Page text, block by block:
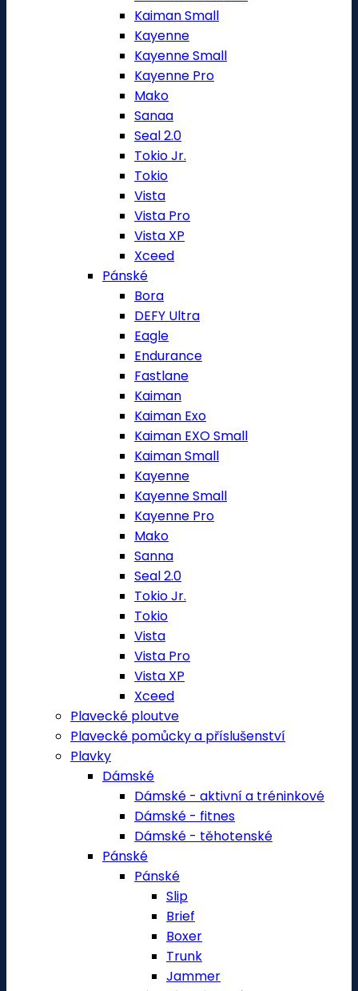
Kaiman Small
Kayenne
Kayenne Small
Kayenne Pro
Mako
Sanaa
Seal 2.0
Tokio Jr.
Tokio
Vista
Vista Pro
Vista XP
Xceed
Pánské
Bora
DEFY Ultra
Eagle
Endurance
Fastlane
Kaiman
Kaiman Exo
Kaiman EXO Small
Kaiman Small
Kayenne
Kayenne Small
Kayenne Pro
Mako
Sanna
Seal 2.0
Tokio Jr.
Tokio
Vista
Vista Pro
Vista XP
Xceed
Plavecké ploutve
Plavecké pomůcky a příslušenství
Plavky
Dámské
Dámské - aktivní a tréninkové
Dámské - fitnes
Dámské - těhotenské
Pánské
Pánské
Slip
Brief
Boxer
Trunk
Jammer